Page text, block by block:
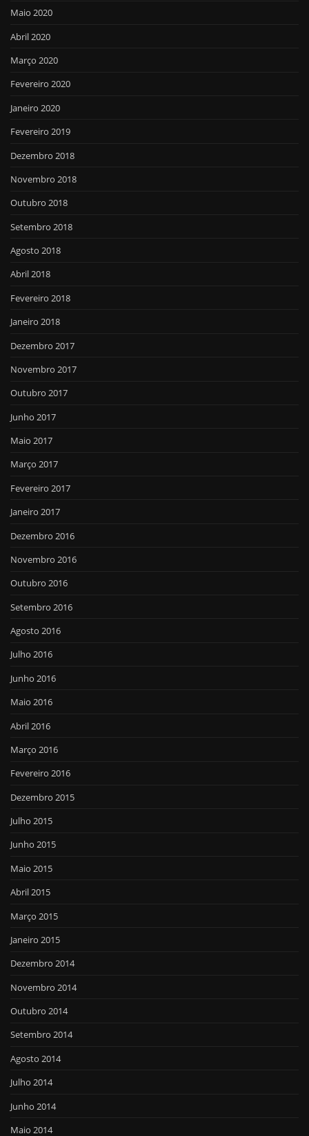
Maio 2020
Abril 2020
Março 2020
Fevereiro 2020
Janeiro 2020
Fevereiro 2019
Dezembro 2018
Novembro 2018
Outubro 2018
Setembro 2018
Agosto 2018
Abril 2018
Fevereiro 2018
Janeiro 2018
Dezembro 2017
Novembro 2017
Outubro 2017
Junho 2017
Maio 2017
Março 2017
Fevereiro 2017
Janeiro 2017
Dezembro 2016
Novembro 2016
Outubro 2016
Setembro 2016
Agosto 2016
Julho 2016
Junho 2016
Maio 2016
Abril 2016
Março 2016
Fevereiro 2016
Dezembro 2015
Julho 2015
Junho 2015
Maio 2015
Abril 2015
Março 2015
Janeiro 2015
Dezembro 2014
Novembro 2014
Outubro 2014
Setembro 2014
Agosto 2014
Julho 2014
Junho 2014
Maio 2014